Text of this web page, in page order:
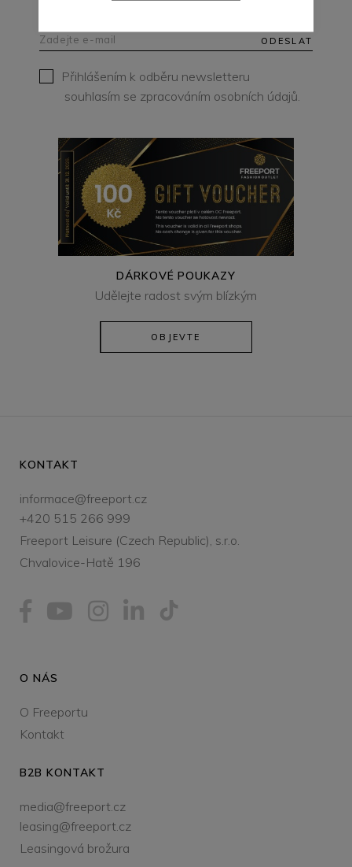
ODESLAT
Přihlášením k odběru newsletteru
souhlasím se zpracováním osobních údajů.
DÁRKOVÉ POUKAZY
Udělejte radost svým blízkým
OBJEVTE
KONTAKT
informace@freeport.cz
+420 515 266 999
Freeport Leisure (Czech Republic), s.r.o.
Chvalovice-Hatě 196
O NÁS
O Freeportu
Kontakt
B2B KONTAKT
media@freeport.cz
leasing@freeport.cz
Leasingová brožura